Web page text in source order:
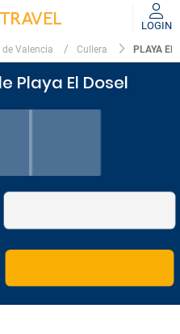
LOGIN
Valencia Cullera PLAYA EL
Playa El Dosel